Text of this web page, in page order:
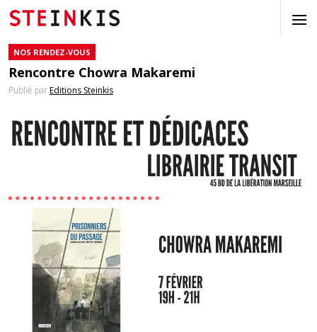
NOS RENDEZ-VOUS
Rencontre Chowra Makaremi
Publié parEditions Steinkis